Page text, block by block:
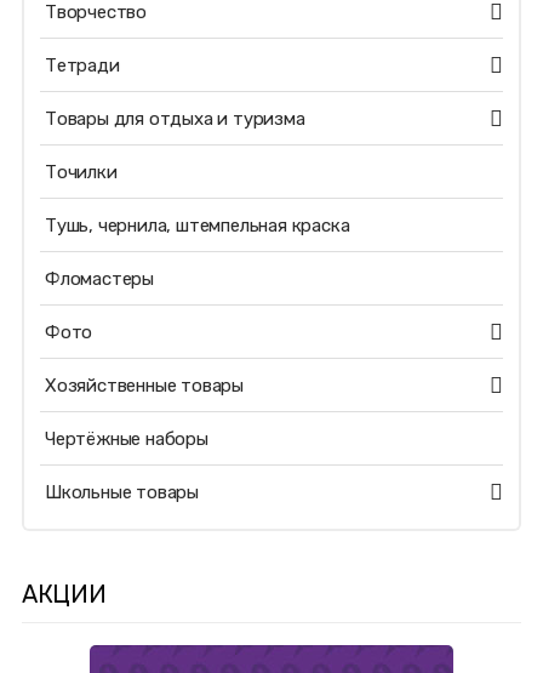
Творчество
Тетради
Товары для отдыха и туризма
Точилки
Тушь, чернила, штемпельная краска
Фломастеры
Фото
Хозяйственные товары
Чертёжные наборы
Школьные товары
АКЦИИ